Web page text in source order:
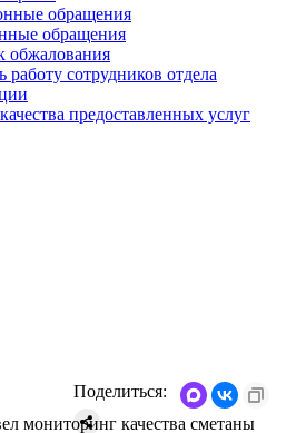
обращения
обращения
обжалования
работу сотрудников отдела
предоставленных услуг
мониторинг качества сметаны
Поделиться: